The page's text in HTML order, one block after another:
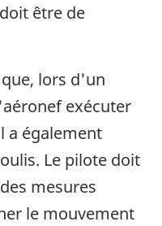
être de
lors d'un
exécuter
a également
Le pilote doit
mesures
le mouvement